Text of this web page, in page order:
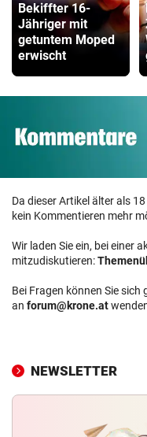
Bekiffter 16-
Jähriger mit
getuntem Moped
erwischt
Da dieser Artikel älter als
kein Kommentieren mehr
Wir laden Sie ein, bei einer
mitzudiskutieren:
Bei Fragen können Sie
an forum@krone.at
NEWSLETTER